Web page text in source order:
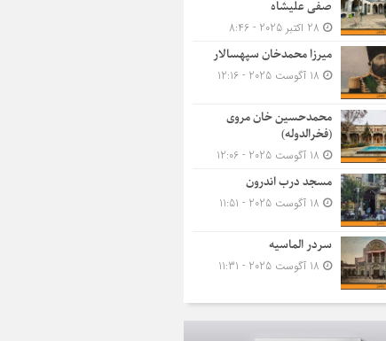
صفی علیشاه
میرزا محمدخان سپهسالار
محمدحسین خان مروی
(فخرالدوله)
مسجد درب اندرون
سردر الماسیه